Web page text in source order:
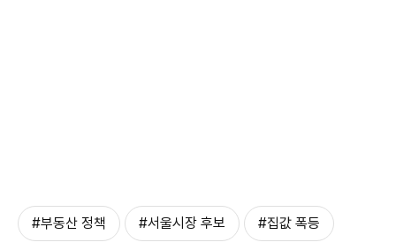
#부동산 정책 #서울시장 후보 #집값 폭등